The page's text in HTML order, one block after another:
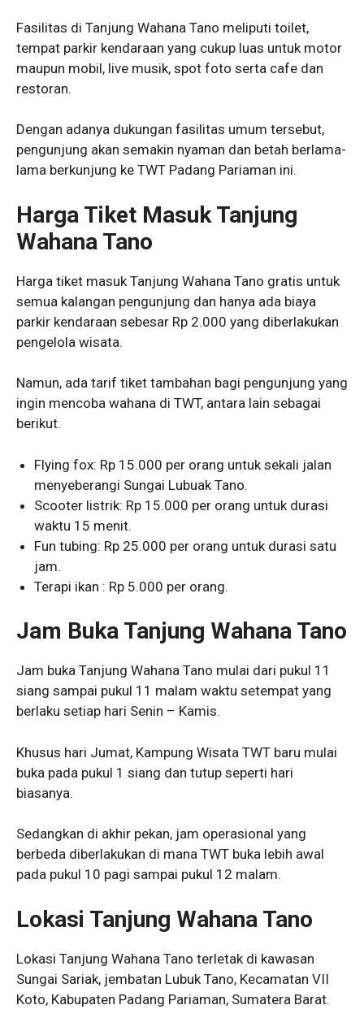
Fasilitas di Tanjung Wahana Tano meliputi toilet,
tempat parkir kendaraan yang cukup luas untuk motor
maupun mobil, live musik, spot foto serta cafe dan
restoran.
Dengan adanya dukungan fasilitas umum tersebut,
pengunjung akan semakin nyaman dan betah berlama-
lama berkunjung ke TWT Padang Pariaman ini.
Harga Tiket Masuk Tanjung
Wahana Tano
Harga tiket masuk Tanjung Wahana Tano gratis untuk
semua kalangan pengunjung dan hanya ada biaya
parkir kendaraan sebesar Rp 2.000 yang diberlakukan
pengelola wisata.
Namun, ada tarif tiket tambahan bagi pengunjung yang
ingin mencoba wahana di TWT, antara lain sebagai
berikut.
Flying fox: Rp 15.000 per orang untuk sekali jalan
menyeberangi Sungai Lubuak Tano.
Scooter listrik: Rp 15.000 per orang untuk durasi
waktu 15 menit.
Fun tubing: Rp 25.000 per orang untuk durasi satu
jam.
Terapi ikan : Rp 5.000 per orang.
Jam Buka Tanjung Wahana Tano
Jam buka Tanjung Wahana Tano mulai dari pukul 11
siang sampai pukul 11 malam waktu setempat yang
berlaku setiap hari Senin – Kamis.
Khusus hari Jumat, Kampung Wisata TWT baru mulai
buka pada pukul 1 siang dan tutup seperti hari
biasanya.
Sedangkan di akhir pekan, jam operasional yang
berbeda diberlakukan di mana TWT buka lebih awal
pada pukul 10 pagi sampai pukul 12 malam.
Lokasi Tanjung Wahana Tano
Lokasi Tanjung Wahana Tano terletak di kawasan
Sungai Sariak, jembatan Lubuk Tano, Kecamatan VII
Koto, Kabupaten Padang Pariaman, Sumatera Barat.